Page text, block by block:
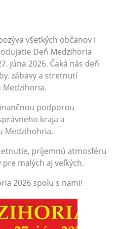
všetkých občanov i
Deň Medzihoria
júna 2026. Čaká nás deň
zábavy a stretnutí
podporou
kraja a
Medzihohria.
príjemnú atmosféru
malých aj veľkých.
2026 spolu s nami!